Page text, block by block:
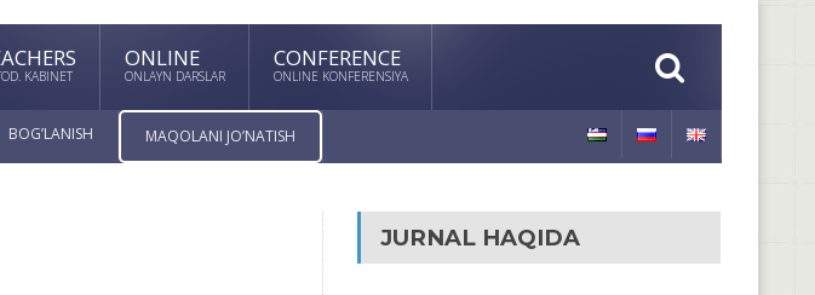
KABINET
ONLINE
ONLAYN DARSLAR
CONFERENCE
ONLINE KONFERENSIYA
BOG’LANISH MAQOLANI JO’NATISH
JURNAL HAQIDA